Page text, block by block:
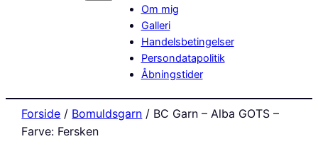
Om mig
Galleri
Handelsbetingelser
Persondatapolitik
Åbningstider
Forside / Bomuldsgarn / BC Garn – Alba GOTS –
Farve: Fersken